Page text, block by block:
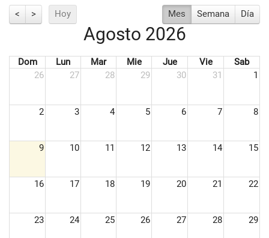
< > Hoy Mes Semana Día
Agosto 2026
Dom Lun Mar Mie Jue Vie
Sab
26
27 28 29 30 31 1
2 3 4 5 6 7 8
9 10 11 12 13 14 15
16 17 18 19 20 21 22
23 24 25 26 27 28 29